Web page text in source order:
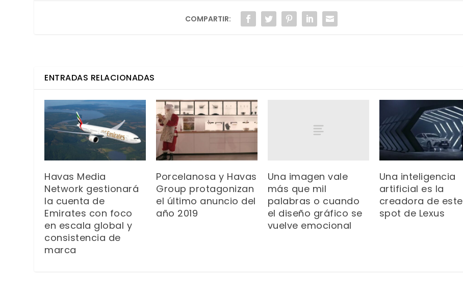
COMPARTIR:
ENTRADAS RELACIONADAS
Havas Media
Network gestionará
la cuenta de
Emirates con foco
en escala global y
consistencia de
marca
Porcelanosa y Havas
Group protagonizan
el último anuncio del
año 2019
Una imagen vale
más que mil
palabras o cuando
el diseño gráfico se
vuelve emocional
Una inteligencia
artificial es la
creadora de este
spot de Lexus